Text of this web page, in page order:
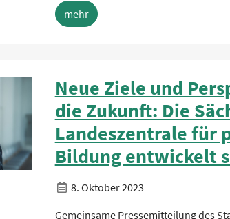
mehr
Neue Ziele und
die Zukunft: Die
Landeszentrale für
Bildung entwickelt
8. Oktober 2023
Gemeinsame Pressemitteilung des